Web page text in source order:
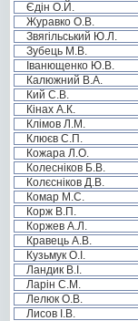
Єдін О.Й.
Журавко О.В.
Звягільський Ю.Л.
Зубець М.В.
Іванющенко Ю.В.
Калюжний В.А.
Кий С.В.
Кінах А.К.
Клімов Л.М.
Клюєв С.П.
Кожара Л.О.
Колесніков Б.В.
Колєсніков Д.В.
Комар М.С.
Корж В.П.
Коржев А.Л.
Кравець А.В.
Кузьмук О.І.
Ландик В.І.
Ларін С.М.
Лелюк О.В.
Лисов І.В.